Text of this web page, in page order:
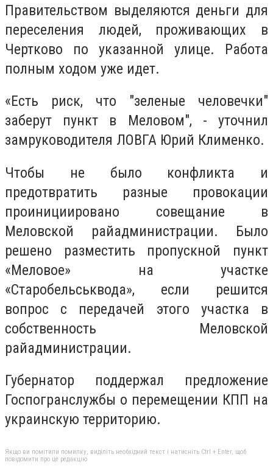
Правительством выделяются деньги для
переселения людей, проживающих в
Чертково по указанной улице. Работа
полным ходом уже идет.
«Есть риск, что "зеленые человечки"
заберут пункт в Меловом", - уточнил
замруководителя ЛОВГА Юрий Клименко.
Чтобы не было конфликта и
предотвратить разные провокации
проинициировано совещание в
Меловской райадминистрации. Было
решено разместить пропускной пункт
«Меловое» на участке
«Старобельськвода», если решится
вопрос с передачей этого участка в
собственность Меловской
райадминистрации.
Губернатор поддержал предложение
Госпогранслужбы о перемещении КПП на
украинскую территорию.
Якщо ви помітили помилку, виділіть необхідний текст і натисніть Ctrl + Enter, щоб
повідомити про це редакцію